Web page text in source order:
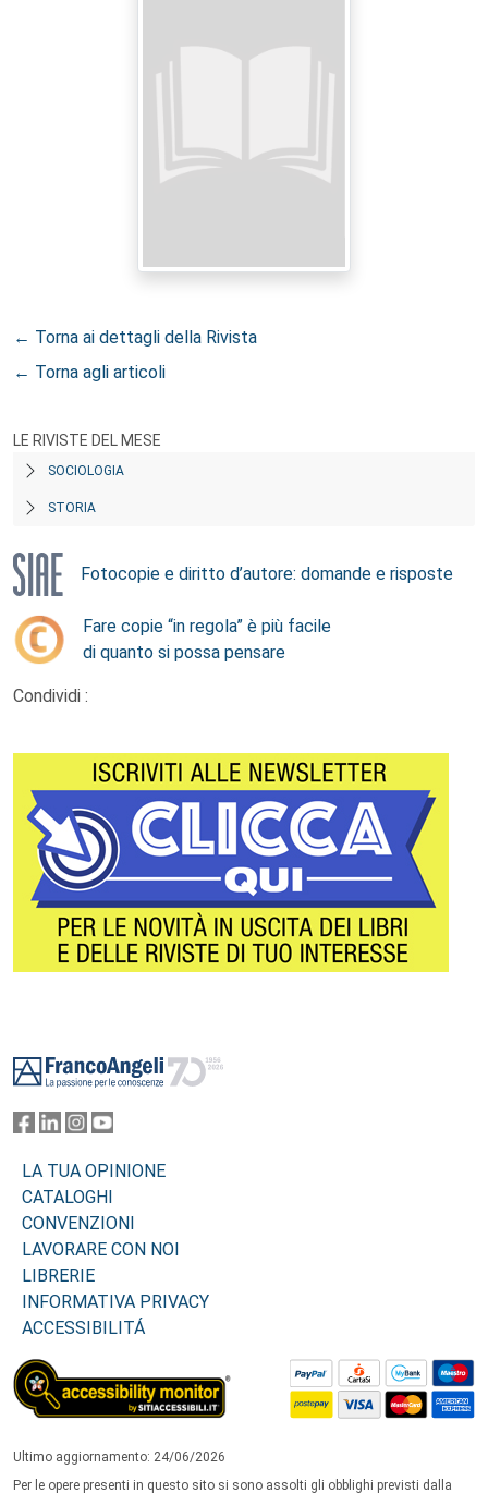
← Torna ai dettagli della Rivista
← Torna agli articoli
LE RIVISTE DEL MESE
SOCIOLOGIA
STORIA
Fotocopie e diritto d’autore: domande e risposte
Fare copie “in regola” è più facile
di quanto si possa pensare
Condividi :
LA TUA OPINIONE
CATALOGHI
CONVENZIONI
LAVORARE CON NOI
LIBRERIE
INFORMATIVA PRIVACY
ACCESSIBILITÁ
Ultimo aggiornamento: 24/06/2026
Per le opere presenti in questo sito si sono assolti gli obblighi previsti dalla